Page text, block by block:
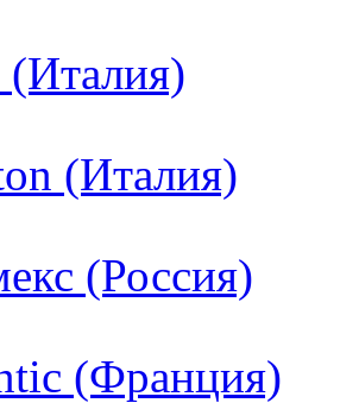
(Италия)
(Россия)
(Франция)